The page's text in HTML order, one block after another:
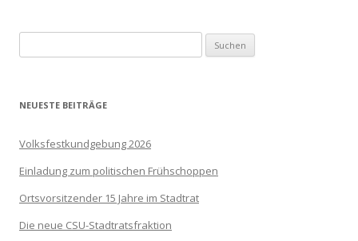
nach:
NEUESTE BEITRÄGE
Volksfestkundgebung 2026
Einladung zum politischen Frühschoppen
Ortsvorsitzender 15 Jahre im Stadtrat
Die neue CSU-Stadtratsfraktion